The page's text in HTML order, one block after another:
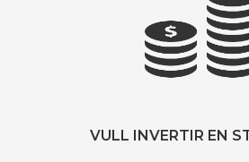
VULL INVERTIR EN